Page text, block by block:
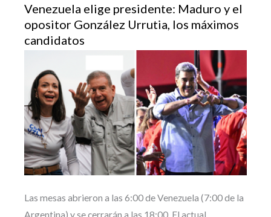
Venezuela elige presidente: Maduro y el
opositor González Urrutia, los máximos
candidatos
Las mesas abrieron a las 6:00 de Venezuela (7:00 de la
Argentina) y se cerrarán a las 18:00. El actual